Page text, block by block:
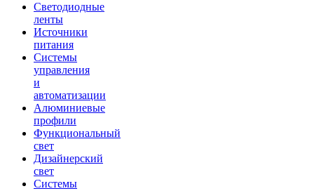
Светодиодные
ленты
Источники
питания
Системы
управления
и
автоматизации
Алюминиевые
профили
Функциональный
свет
Дизайнерский
свет
Системы